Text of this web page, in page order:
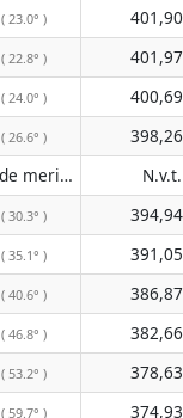
( 23.0° )
( 22.8° )
( 24.0° )
( 26.6° )
Passeert de meridiaan niet ( N.v.t. )
N.v.t.
( 30.3° )
( 35.1° )
( 40.6° )
( 46.8° )
( 53.2° )
( 59.7° )